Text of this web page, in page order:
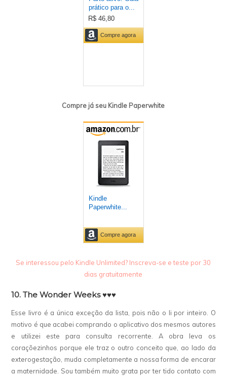
Compre já seu Kindle Paperwhite
Se interessou pelo Kindle Unlimited? Inscreva-se e teste por 30
dias gratuitamente
10. The Wonder Weeks ♥♥♥
Esse livro é a única exceção da lista, pois não o li por inteiro. O
motivo é que acabei comprando o aplicativo dos mesmos autores
e utilizei este para consulta recorrente. A obra leva os
coraçõezinhos porque ele traz o outro conceito que, ao lado da
exterogestação, muda completamente a nossa forma de encarar
a maternidade. Sou também muito grata por ter tido contato com